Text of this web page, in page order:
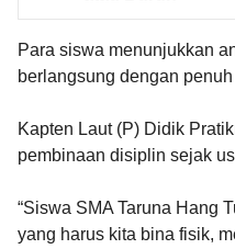
Para siswa menunjukkan
berlangsung dengan
Kapten Laut (P) Didik
pembinaan disiplin sejak
“Siswa SMA Taruna Hang
yang harus kita bina fisik,